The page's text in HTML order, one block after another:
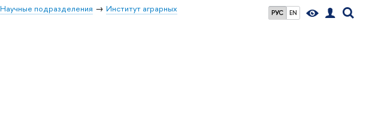
РУС EN
Научные подразделения
Институт аграрных